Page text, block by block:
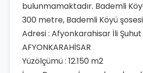
bulunmamaktadır. Bademli
300 metre, Bademli Köyü
Adresi : Afyonkarahisar İli
AFYONKARAHİSAR
Yüzölçümü : 12.150 m2